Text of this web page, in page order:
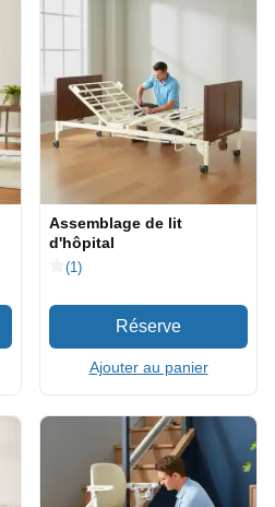
Assemblage de lit
d'hôpital
(1)
Ajouter au panier